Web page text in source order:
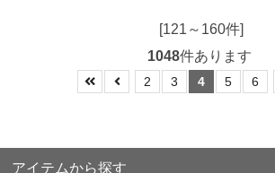
[121～160件]
1048件あります
2 3 4 5 6
アイテムから探す